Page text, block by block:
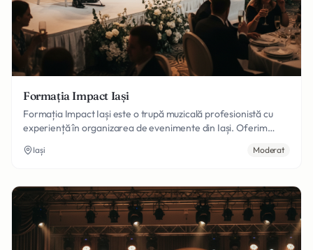
Formația Impact Iași
Formația Impact Iași este o trupă muzicală profesionistă cu
experiență în organizarea de evenimente din Iași. Oferim
private, cu un repertoriu variat adaptat preferințelor fiecărui
Iași Moderat